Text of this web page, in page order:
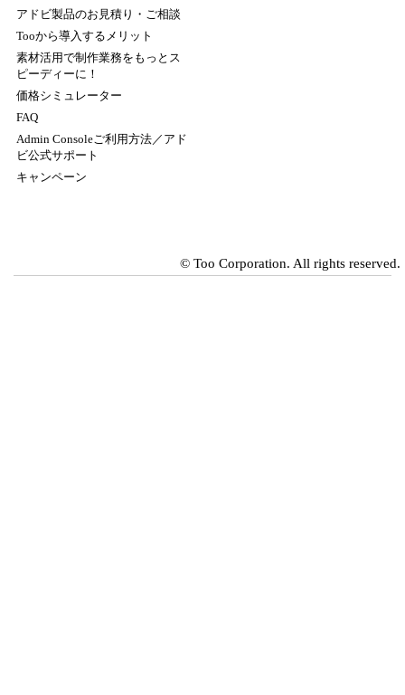
アドビ製品のお見積り・ご相談
Tooから導入するメリット
素材活用で制作業務をもっとス
ピーディーに！
価格シミュレーター
FAQ
Admin Consoleご利用方法／アド
ビ公式サポート
キャンペーン
© Too Corporation. All rights reserved.